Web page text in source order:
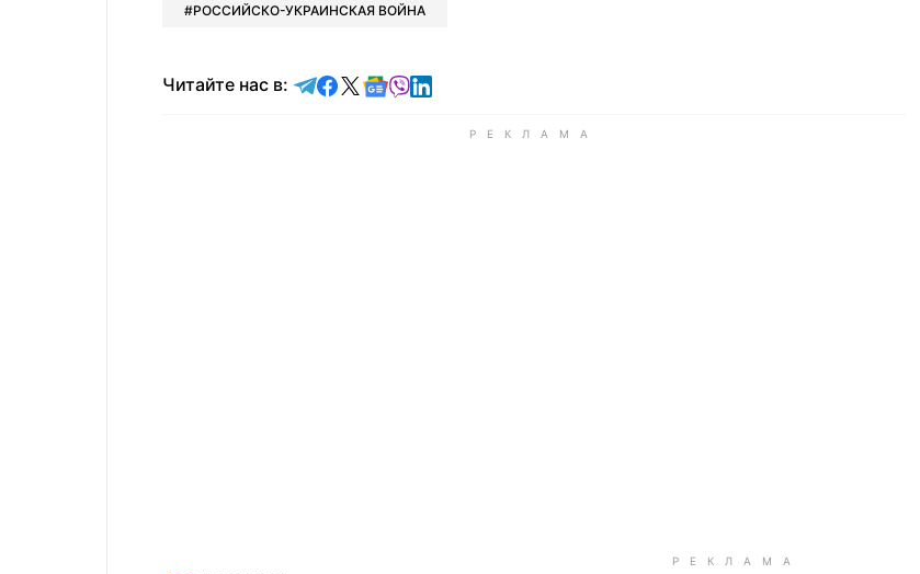
РОССИЙСКО-УКРАИНСКАЯ ВОЙНА
Читайте нас в: Читайте в Telegram
Читайте в Facebook
Читайте в X
Читайте в Google news
Читайте в Viber
Читайте в LinkedIn